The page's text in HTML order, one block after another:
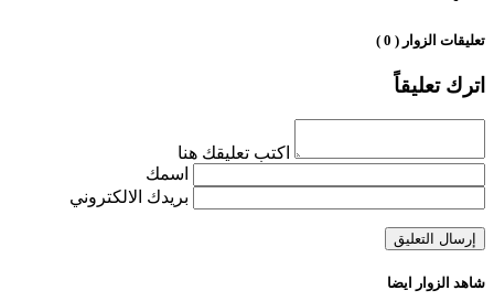
تعليقات الزوار ( 0 )
اترك تعليقاً
اكتب تعليقك هنا
اسمك
بريدك الالكتروني
شاهد الزوار ايضا